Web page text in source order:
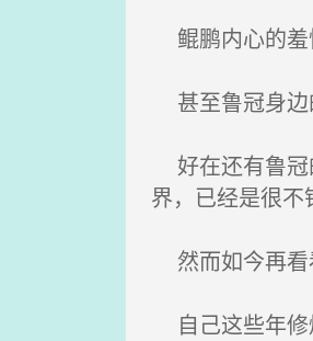
鲲鹏内心的羞
甚至鲁冠身边
好在还有鲁冠
界，已经是很
然而如今再看
自己这些年修